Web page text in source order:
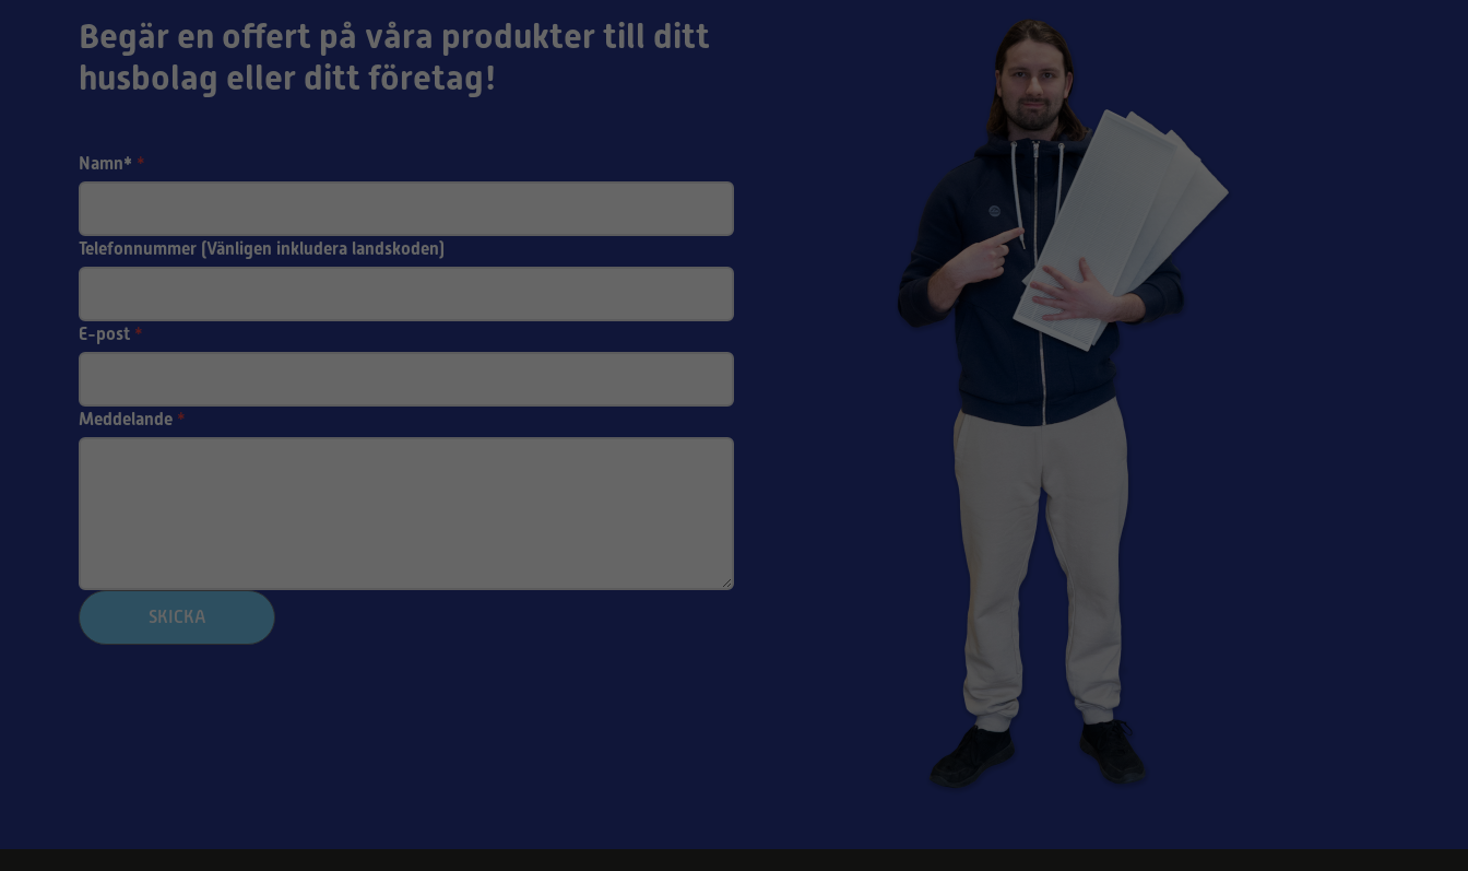
GENVEX
Genvex GE Energy 2 | Genvex
GE 590 | 48 mm (G4) -filter
GENVEX
Genvex GE Energy 3 | Genvex
GE 890 | 25 mm (G4) -filter
Genvex GE Energy 3 | Genvex
Genvex GE Energy 3 | Genvex
GENVEX
Genvex GE 215 VP-VA | GE
Combi 185 (G4) -filter
GENVEX
Genvex ECO 360 R | Genvex
ECO 190 R (F7) -filter